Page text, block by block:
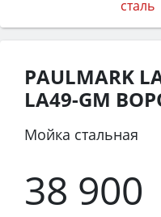
PAULMARK
LA49-GM
Мойка стальная
38 900